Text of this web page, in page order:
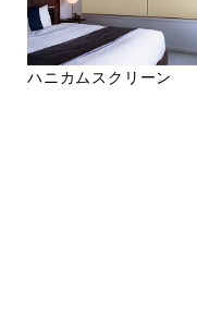
ハニカムスクリーン